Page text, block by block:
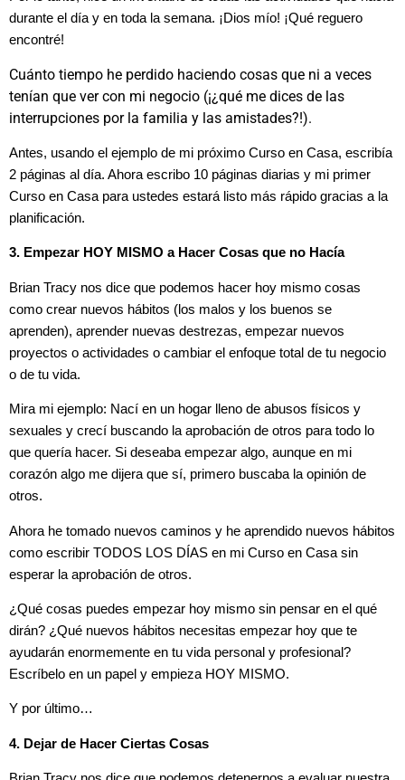
durante el día y en toda la semana. ¡Dios mío! ¡Qué reguero
encontré!
Cuánto tiempo he perdido haciendo cosas que ni a veces
tenían que ver con mi negocio (¡¿qué me dices de las
interrupciones por la familia y las amistades?!).
Antes, usando el ejemplo de mi próximo Curso en Casa, escribía
2 páginas al día. Ahora escribo 10 páginas diarias y mi primer
Curso en Casa para ustedes estará listo más rápido gracias a la
planificación.
3. Empezar HOY MISMO a Hacer Cosas que no Hacía
Brian Tracy nos dice que podemos hacer hoy mismo cosas
como crear nuevos hábitos (los malos y los buenos se
aprenden), aprender nuevas destrezas, empezar nuevos
proyectos o actividades o cambiar el enfoque total de tu negocio
o de tu vida.
Mira mi ejemplo: Nací en un hogar lleno de abusos físicos y
sexuales y crecí buscando la aprobación de otros para todo lo
que quería hacer. Si deseaba empezar algo, aunque en mi
corazón algo me dijera que sí, primero buscaba la opinión de
otros.
Ahora he tomado nuevos caminos y he aprendido nuevos hábitos
como escribir TODOS LOS DÍAS en mi Curso en Casa sin
esperar la aprobación de otros.
¿Qué cosas puedes empezar hoy mismo sin pensar en el qué
dirán? ¿Qué nuevos hábitos necesitas empezar hoy que te
ayudarán enormemente en tu vida personal y profesional?
Escríbelo en un papel y empieza HOY MISMO.
Y por último…
4. Dejar de Hacer Ciertas Cosas